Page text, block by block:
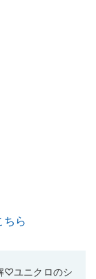
ちら
♡ユニクロのシ